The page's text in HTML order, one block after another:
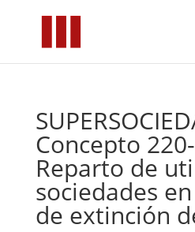
Concepto
Reparto de
sociedades
de extinción